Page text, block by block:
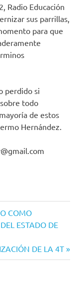
Radio Educación
sus parrillas,
para que
perdido si
todo
de estos
Hernández.
COMO
ESTADO DE
DE LA 4T